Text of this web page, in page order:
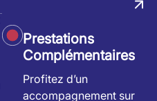
Prestations
Complémentaires
Profitez d’un
accompagnement sur